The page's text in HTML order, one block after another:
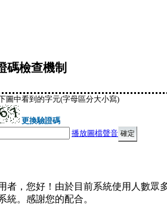
碼檢查機制
圖中看到的字元(字母區分大小寫)
更換驗證碼
播放圖檔聲音
者，您好！由於目前系統使用人數眾
統。感謝您的配合。